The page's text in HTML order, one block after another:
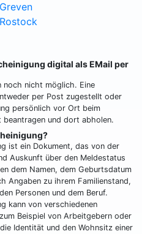
digital als EMail per
noch nicht möglich. Eine
per Post zugestellt oder
persönlich vor Ort beim
beantragen und dort abholen.
ist ein Dokument, das von der
Auskunft über den Meldestatus
dem Namen, dem Geburtsdatum
Angaben zu ihrem Familienstand,
Personen und dem Beruf.
kann von verschiedenen
Beispiel von Arbeitgebern oder
Identität und den Wohnsitz einer